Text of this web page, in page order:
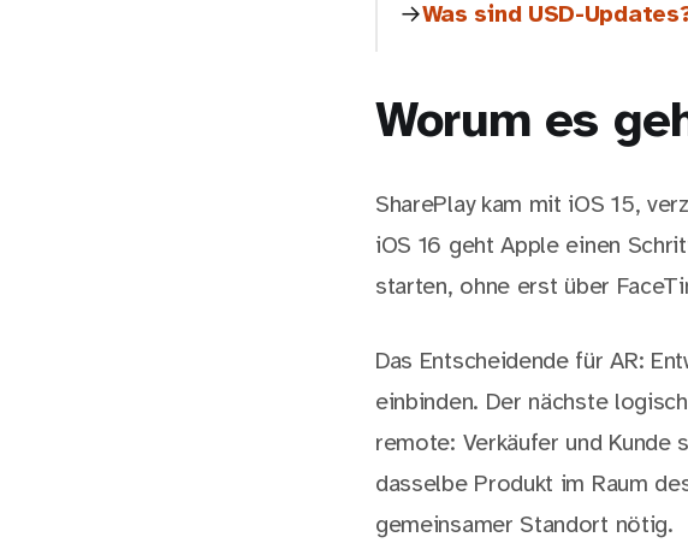
Was sind USD-
Worum es
SharePlay kam mit iOS 15,
iOS 16 geht Apple einen
starten, ohne erst über
Das Entscheidende für AR:
einbinden. Der nächste
remote: Verkäufer und Kunde
dasselbe Produkt im Raum
gemeinsamer Standort nötig.